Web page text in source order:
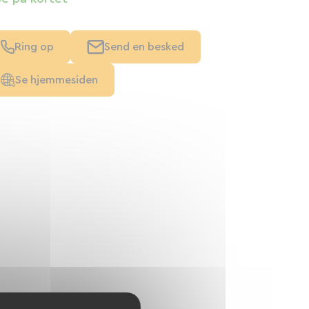
Ring op Send en besked
Se hjemmesiden